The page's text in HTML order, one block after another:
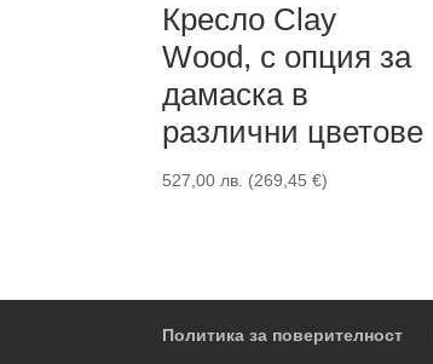
Кресло Clay
Wood, с опция за
дамаска в
различни цветове
527,00лв. (269,45€)
Политика за поверителност